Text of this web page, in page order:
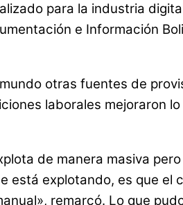
para la industria
e Información
otras fuentes de
laborales mejoraron
de manera masiva
está explotando, es que el
remarcó. Lo que